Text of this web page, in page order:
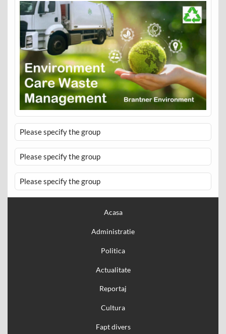
Please specify the group
Please specify the group
Please specify the group
Acasa
Administratie
Politica
Actualitate
Reportaj
Cultura
Fapt divers